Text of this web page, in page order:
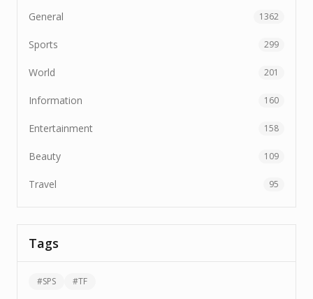
General 1362
Sports 299
World 201
Information 160
Entertainment 158
Beauty 109
Travel 95
Tags
#SPS #TF